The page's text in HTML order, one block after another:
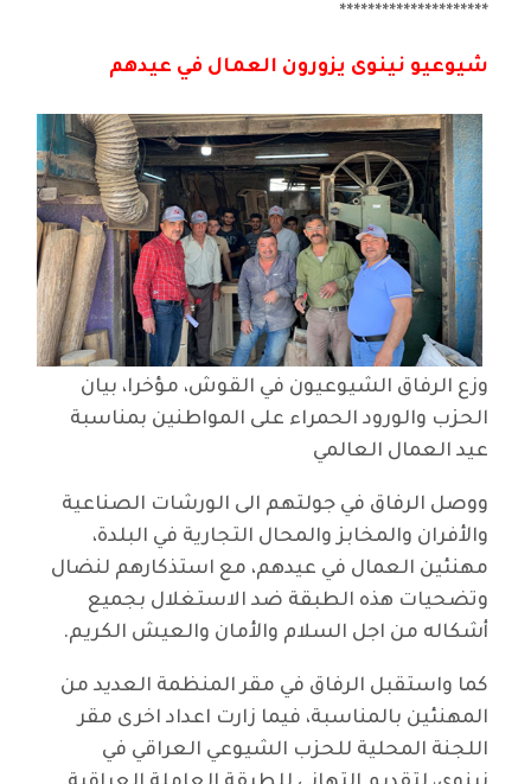
*********************
شيوعيو نينوى يزورون العمال في عيدهم
وزع الرفاق الشيوعيون في القوش، مؤخرا، بيان
الحزب والورود الحمراء على المواطنين بمناسبة
عيد العمال العالمي
ووصل الرفاق في جولتهم الى الورشات الصناعية
والأفران والمخابز والمحال التجارية في البلدة،
مهنئين العمال في عيدهم، مع استذكارهم لنضال
وتضحيات هذه الطبقة ضد الاستغلال بجميع
أشكاله من اجل السلام والأمان والعيش الكريم.
كما واستقبل الرفاق في مقر المنظمة العديد من
المهنئين بالمناسبة، فيما زارت اعداد اخرى مقر
اللجنة المحلية للحزب الشيوعي العراقي في